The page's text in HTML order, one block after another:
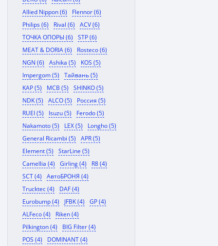
Allied Nippon (6)
Flennor (6)
Philips (6)
Rival (6)
ACV (6)
ТОЧКА ОПОРЫ (6)
STP (6)
MEAT & DORIA (6)
Rosteco (6)
NGN (6)
Ashika (5)
KOS (5)
Impergom (5)
Тайвань (5)
KAP (5)
MCB (5)
SHINKO (5)
NDK (5)
ALCO (5)
Россия (5)
RUEI (5)
Isuzu (5)
Ferodo (5)
Nakamoto (5)
LEX (5)
Longho (5)
General Ricambi (5)
APR (5)
Element (5)
StarLine (5)
Camellia (4)
Girling (4)
R8 (4)
SCT (4)
АвтоБРОНЯ (4)
Trucktec (4)
DAF (4)
Eurobump (4)
JFBK (4)
GP (4)
ALFeco (4)
Riken (4)
Pilkington (4)
BIG Filter (4)
POS (4)
DOMINANT (4)